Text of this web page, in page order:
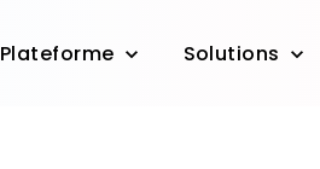
Plateforme Solutions